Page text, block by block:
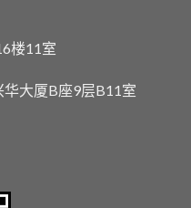
楼11室
大厦B座9层B11室